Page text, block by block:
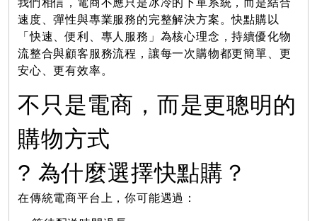
我們相信，電商不應只是冰冷的下單系統，而是結合
速度、彈性與專業服務的完整解決方案。快點購以
「快速、便利、專人服務」為核心理念，持續優化物
流整合與顧客服務流程，讓每一次購物都更簡單、更
安心、更有效率。
不只是電商，而是更聰明的
購物方式
? 為什麼選擇快點購？
在傳統電商平台上，你可能遇過：